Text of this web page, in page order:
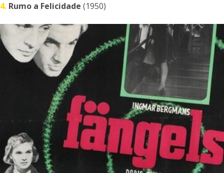
4. Rumo a Felicidade (1950)